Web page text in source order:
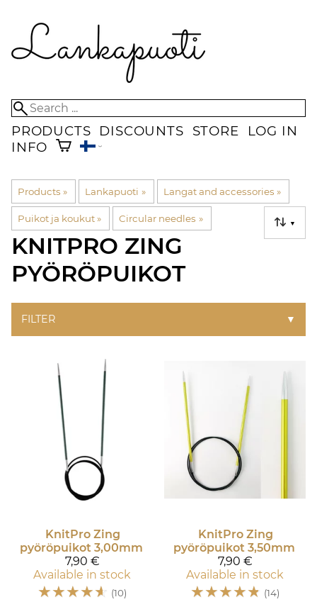
PRODUCTS DISCOUNTS STORE
LOG IN
INFO
Products ‪» Lankapuoti ‪» Langat and accessories ‪»
Puikot ja koukut‪» Circular needles ‪» ▼
KNITPRO ZING
PYÖRÖPUIKOT
FILTER ▼
KnitPro Zing
pyöröpuikot 3,00mm
7,90 €
Available in stock
☆☆☆☆☆ (10)
KnitPro Zing
pyöröpuikot 3,50mm
7,90 €
Available in stock
☆☆☆☆☆ (14)